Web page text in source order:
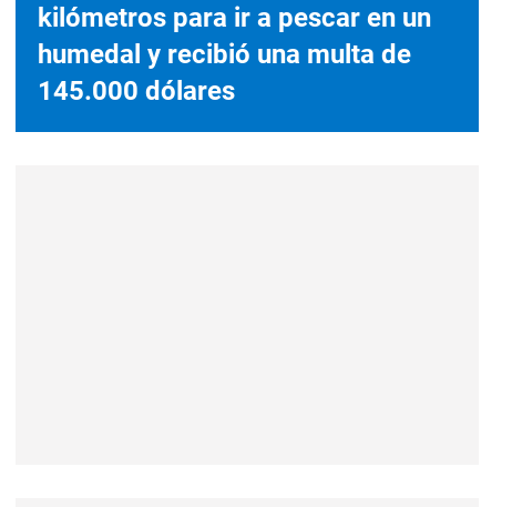
kilómetros para ir a pescar en un
humedal y recibió una multa de
145.000 dólares